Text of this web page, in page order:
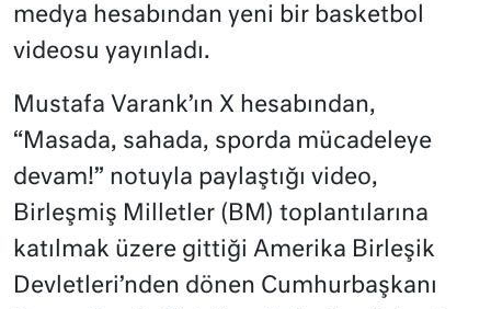
medya hesabından yeni bir basketbol
videosu yayınladı.
Mustafa Varank’ın X hesabından,
“Masada, sahada, sporda mücadeleye
devam!” notuyla paylaştığı video,
Birleşmiş Milletler (BM) toplantılarına
katılmak üzere gittiği Amerika Birleşik
Devletleri’nden dönen Cumhurbaşkanı